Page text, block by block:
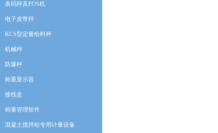
条码秤及POS机
电子皮带秤
KCS型定量给料秤
机械秤
防爆秤
称重显示器
接线盒
称重管理软件
混凝土搅拌站专用计量设备